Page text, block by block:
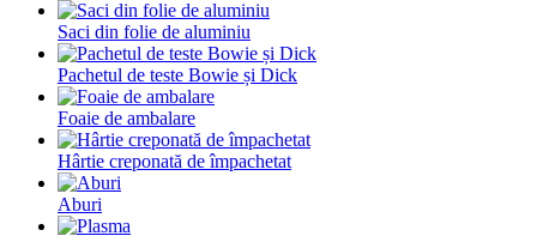
Saci din folie de aluminiu
Pachetul de teste Bowie și Dick
Foaie de ambalare
Hârtie creponată de împachetat
Aburi